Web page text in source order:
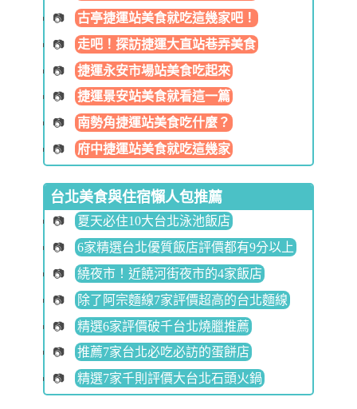
古亭捷運站美食就吃這幾家吧！
走吧！探訪捷運大直站巷弄美食
捷運永安市場站美食吃起來
捷運景安站美食就看這一篇
南勢角捷運站美食吃什麼？
府中捷運站美食就吃這幾家
台北美食與住宿懶人包推薦
夏天必住10大台北泳池飯店
6家精選台北優質飯店評價都有9分以上
繞夜市！近饒河街夜市的4家飯店
除了阿宗麵線7家評價超高的台北麵線
精選6家評價破千台北燒臘推薦
推薦7家台北必吃必訪的蛋餅店
精選7家千則評價大台北石頭火鍋